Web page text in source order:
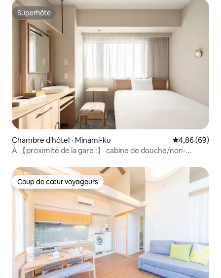
Superhôte
Superhôte
Chambre d'hôtel ⋅ Minami-ku Évaluation
4,86 (69)
À 【proximité de la gare :】 cabine de douche/non-
Coup de cœur voyageurs
Coup de cœur voyageurs